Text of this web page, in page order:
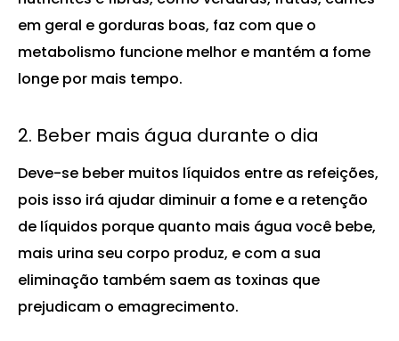
em geral e gorduras boas, faz com que o
metabolismo funcione melhor e mantém a fome
longe por mais tempo.
2. Beber mais água durante o dia
Deve-se beber muitos líquidos entre as refeições,
pois isso irá ajudar diminuir a fome e a retenção
de líquidos porque quanto mais água você bebe,
mais urina seu corpo produz, e com a sua
eliminação também saem as toxinas que
prejudicam o emagrecimento.